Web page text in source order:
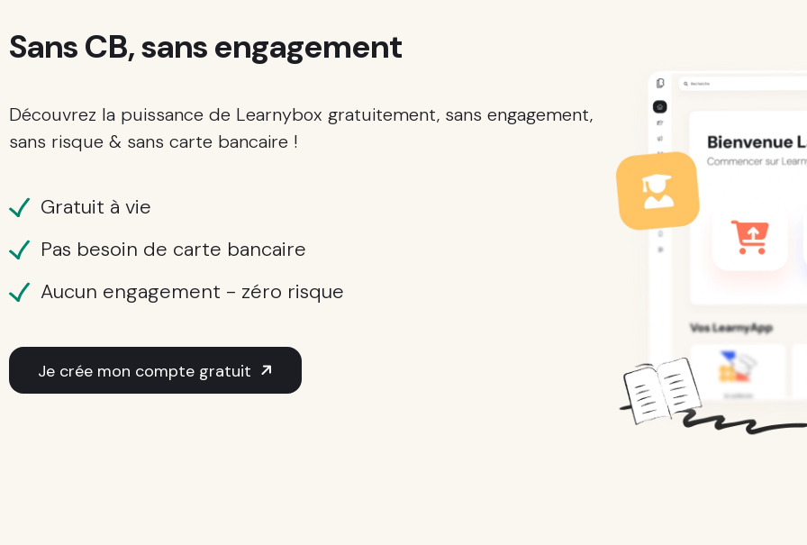
Sans CB, sans engagement
Découvrez la puissance de Learnybox gratuitement, sans engagement,
sans risque & sans carte bancaire !
Gratuit à vie
Pas besoin de carte bancaire
Aucun engagement - zéro risque
Je crée mon compte gratuit